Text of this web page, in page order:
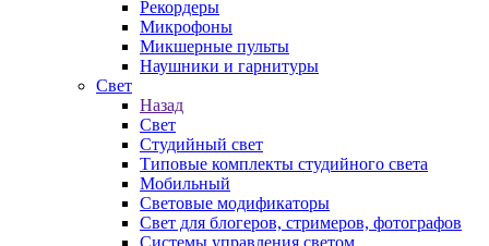
Рекордеры
Микрофоны
Микшерные пульты
Наушники и гарнитуры
Свет
Назад
Свет
Студийный свет
Типовые комплекты студийного света
Мобильный
Световые модификаторы
Свет для блогеров, стримеров, фотографов
Системы управления светом